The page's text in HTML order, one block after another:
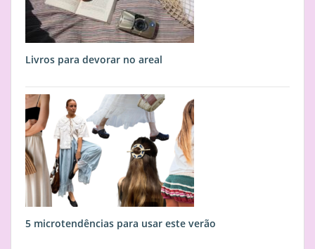
Livros para devorar no areal
5 microtendências para usar este verão